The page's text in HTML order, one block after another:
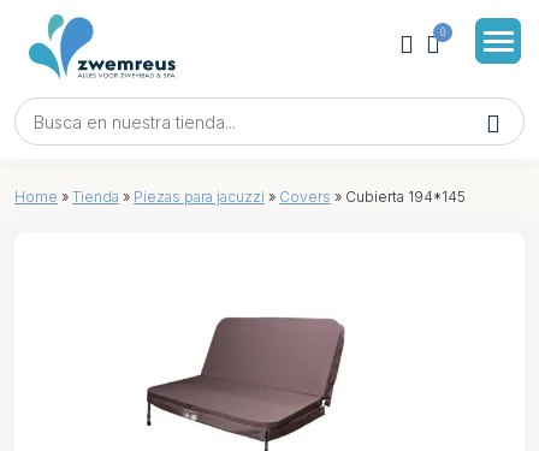
0
Home » Tienda » Piezas para jacuzzi » Covers » Cubierta 194*145